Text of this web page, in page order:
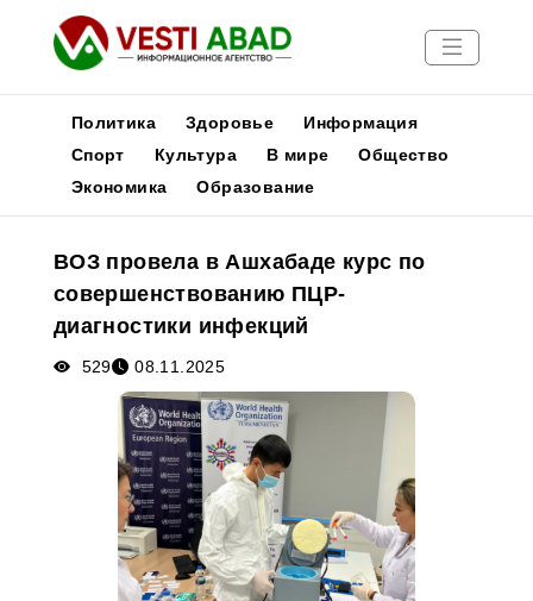
Новости
Медиа
Афиша
Политика Здоровье
Информация
Спорт
Культура В мире
Общество
Экономика
Образование
ВОЗ провела в Ашхабаде курс по
совершенствованию ПЦР-
диагностики инфекций
529 08.11.2025